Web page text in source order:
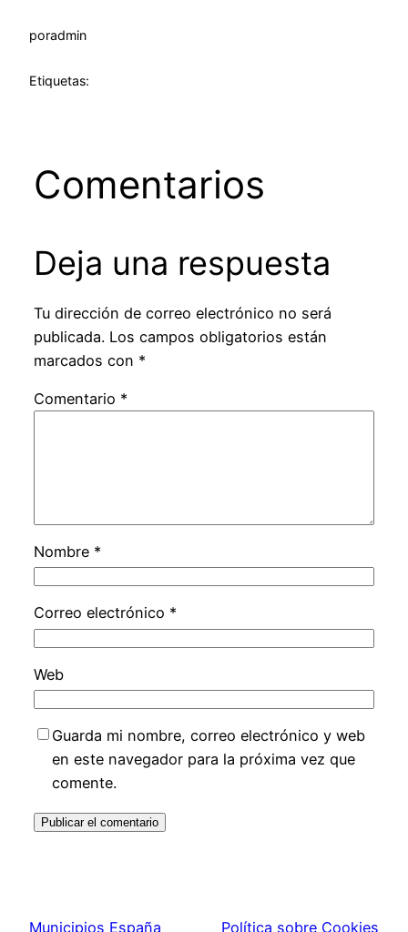
poradmin
Etiquetas:
Comentarios
Deja una respuesta
Tu dirección de correo electrónico no será
publicada. Los campos obligatorios están
marcados con *
Comentario *
Nombre *
Correo electrónico *
Web
Guarda mi nombre, correo electrónico y web
en este navegador para la próxima vez que
comente.
Municipios España Política sobre Cookies